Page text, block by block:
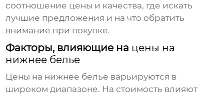
соотношение цены и качества, где искать
лучшие предложения и на что обратить
внимание при покупке.
Факторы, влияющие на цены на
нижнее белье
Цены на нижнее белье варьируются в
широком диапазоне. На стоимость влияют